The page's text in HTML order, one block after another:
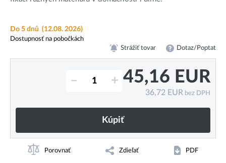
Do 5 dnů (12.08. 2026)
Dostupnosť na pobočkách
Strážiť tovar Dotaz/Poptat
– + 45,16 EUR
36,72 EUR bez DPH
Kúpiť
Porovnať Zdieľať PDF